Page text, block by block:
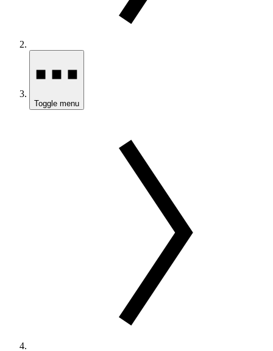
Toggle menu